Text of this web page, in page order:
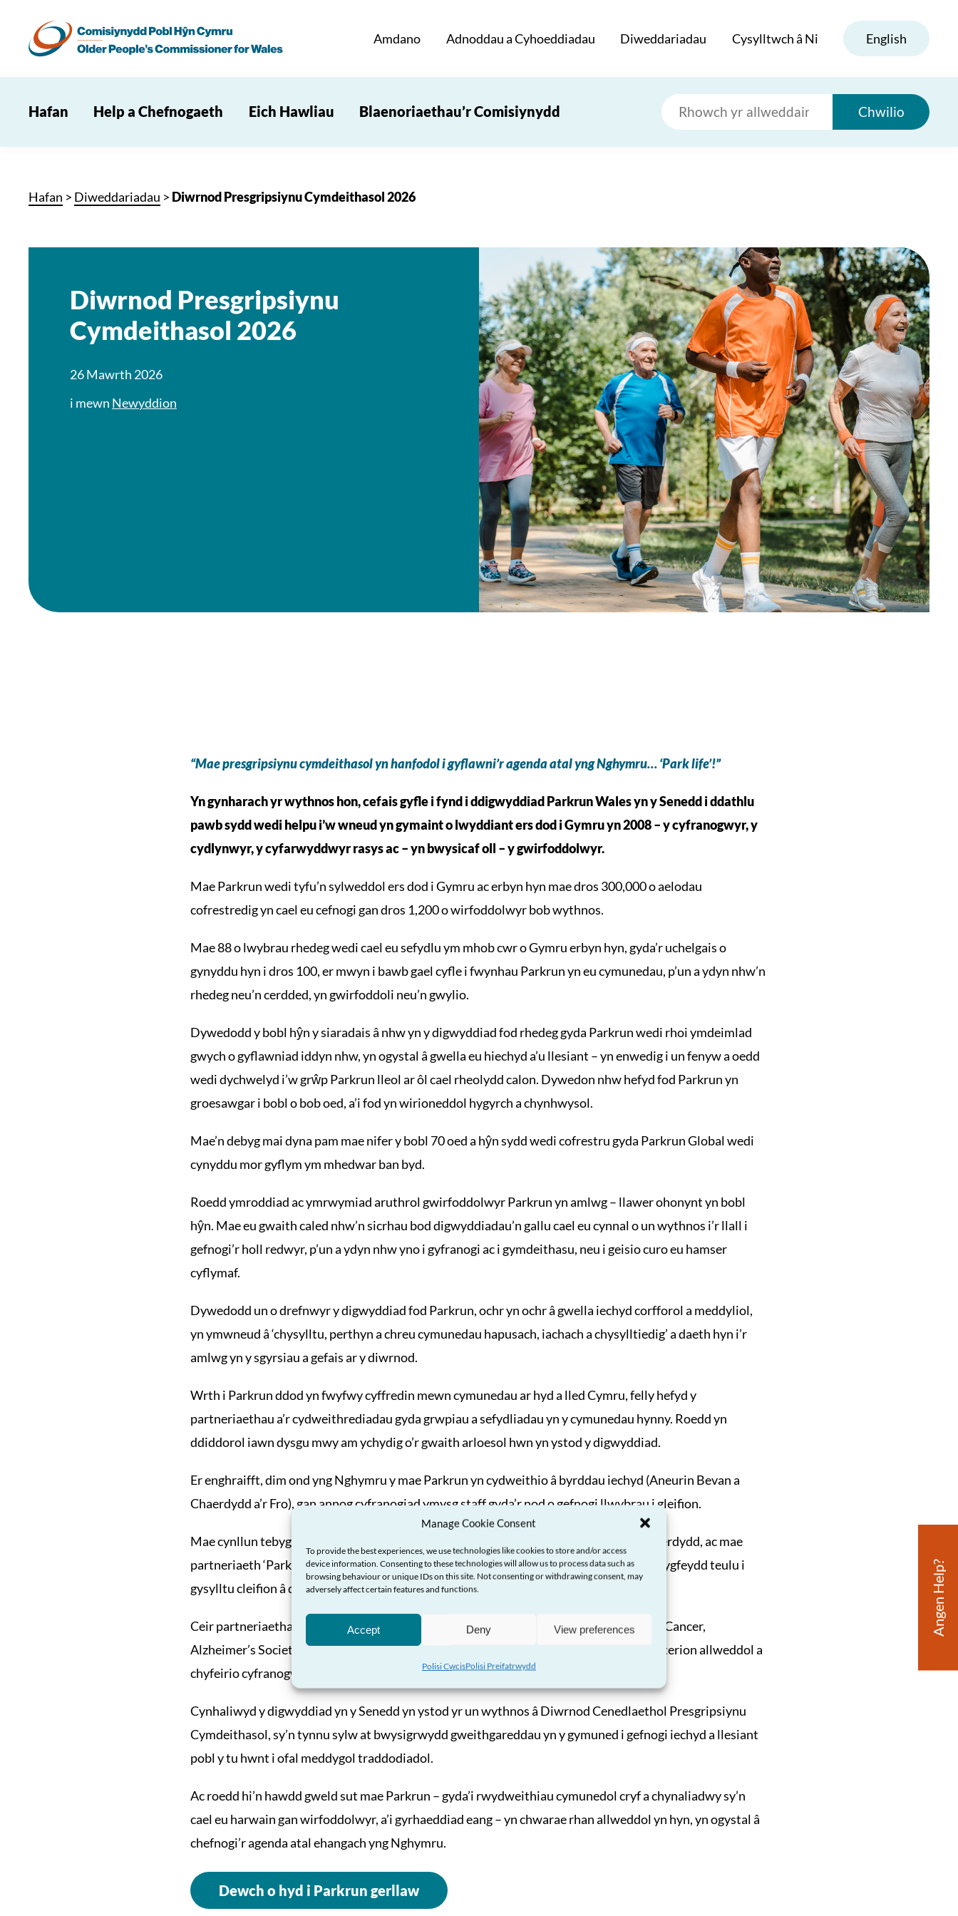
Manage Cookie Consent
To provide the best experiences, we use technologies like cookies to store and/or access
device information. Consenting to these technologies will allow us to process data such as
browsing behaviour or unique IDs on this site. Not consenting or withdrawing consent, may
adversely affect certain features and functions.
Accept Deny View preferences
Polisi CwcisPolisi Preifatrwydd
Amdano Adnoddau a Cyhoeddiadau Diweddariadau Cysylltwch â Ni English
Hafan Help a Chefnogaeth Eich Hawliau Blaenoriaethau’r Comisiynydd Chwilio
Angen Help?
Hafan > Diweddariadau > Diwrnod Presgripsiynu Cymdeithasol 2026
Diwrnod Presgripsiynu
Cymdeithasol 2026
26 Mawrth 2026
i mewn Newyddion
“Mae presgripsiynu cymdeithasol yn hanfodol i gyflawni’r agenda atal yng Nghymru… ‘Park life’!”
Yn gynharach yr wythnos hon, cefais gyfle i fynd i ddigwyddiad Parkrun Wales yn y Senedd i ddathlu
pawb sydd wedi helpu i’w wneud yn gymaint o lwyddiant ers dod i Gymru yn 2008 – y cyfranogwyr, y
cydlynwyr, y cyfarwyddwyr rasys ac – yn bwysicaf oll – y gwirfoddolwyr.
Mae Parkrun wedi tyfu’n sylweddol ers dod i Gymru ac erbyn hyn mae dros 300,000 o aelodau
cofrestredig yn cael eu cefnogi gan dros 1,200 o wirfoddolwyr bob wythnos.
Mae 88 o lwybrau rhedeg wedi cael eu sefydlu ym mhob cwr o Gymru erbyn hyn, gyda’r uchelgais o
gynyddu hyn i dros 100, er mwyn i bawb gael cyfle i fwynhau Parkrun yn eu cymunedau, p’un a ydyn nhw’n
rhedeg neu’n cerdded, yn gwirfoddoli neu’n gwylio.
Dywedodd y bobl hŷn y siaradais â nhw yn y digwyddiad fod rhedeg gyda Parkrun wedi rhoi ymdeimlad
gwych o gyflawniad iddyn nhw, yn ogystal â gwella eu hiechyd a’u llesiant – yn enwedig i un fenyw a oedd
wedi dychwelyd i’w grŵp Parkrun lleol ar ôl cael rheolydd calon. Dywedon nhw hefyd fod Parkrun yn
groesawgar i bobl o bob oed, a’i fod yn wirioneddol hygyrch a chynhwysol.
Mae’n debyg mai dyna pam mae nifer y bobl 70 oed a hŷn sydd wedi cofrestru gyda Parkrun Global wedi
cynyddu mor gyflym ym mhedwar ban byd.
Roedd ymroddiad ac ymrwymiad aruthrol gwirfoddolwyr Parkrun yn amlwg – llawer ohonynt yn bobl
hŷn. Mae eu gwaith caled nhw’n sicrhau bod digwyddiadau’n gallu cael eu cynnal o un wythnos i’r llall i
gefnogi’r holl redwyr, p’un a ydyn nhw yno i gyfranogi ac i gymdeithasu, neu i geisio curo eu hamser
cyflymaf.
Dywedodd un o drefnwyr y digwyddiad fod Parkrun, ochr yn ochr â gwella iechyd corfforol a meddyliol,
yn ymwneud â ‘chysylltu, perthyn a chreu cymunedau hapusach, iachach a chysylltiedig’ a daeth hyn i’r
amlwg yn y sgyrsiau a gefais ar y diwrnod.
Wrth i Parkrun ddod yn fwyfwy cyffredin mewn cymunedau ar hyd a lled Cymru, felly hefyd y
partneriaethau a’r cydweithrediadau gyda grwpiau a sefydliadau yn y cymunedau hynny. Roedd yn
ddiddorol iawn dysgu mwy am ychydig o’r gwaith arloesol hwn yn ystod y digwyddiad.
Er enghraifft, dim ond yng Nghymru y mae Parkrun yn cydweithio â byrddau iechyd (Aneurin Bevan a
Chaerdydd a’r Fro), gan annog cyfranogiad ymysg staff gyda’r nod o gefnogi llwybrau i gleifion.
Mae cynllun tebyg i gydweithio â gweithle hefyd yn cael ei ddatblygu gyda Chyngor Caerdydd, ac mae
partneriaeth ‘Parkrun Practices’ â Choleg Brenhinol y Meddygon Teulu yn annog meddygfeydd teulu i
gysylltu cleifion â digwyddiadau lleol.
Ceir partneriaethau hefyd â mudiadau trydydd sector – gan gynnwys Mind, Macmillan Cancer,
Alzheimer’s Society, Diabetes, Asthma a Lung UK (Cymru) – i godi ymwybyddiaeth o faterion allweddol a
chyfeirio cyfranogwyr at wybodaeth a chymorth os bydd eu hangen arnynt.
Cynhaliwyd y digwyddiad yn y Senedd yn ystod yr un wythnos â Diwrnod Cenedlaethol Presgripsiynu
Cymdeithasol, sy’n tynnu sylw at bwysigrwydd gweithgareddau yn y gymuned i gefnogi iechyd a llesiant
pobl y tu hwnt i ofal meddygol traddodiadol.
Ac roedd hi’n hawdd gweld sut mae Parkrun – gyda’i rwydweithiau cymunedol cryf a chynaliadwy sy’n
cael eu harwain gan wirfoddolwyr, a’i gyrhaeddiad eang – yn chwarae rhan allweddol yn hyn, yn ogystal â
chefnogi’r agenda atal ehangach yng Nghymru.
Dewch o hyd i Parkrun gerllaw